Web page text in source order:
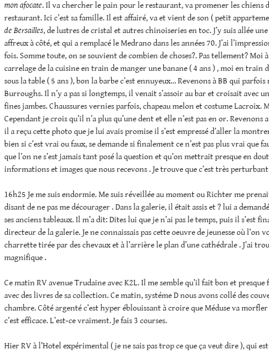
mon afocate. Il va chercher le pain pour le restaurant, va promener les chiens
restaurant. Ici c’est sa famille. Il est affairé, va et vient de son ( petit
de Bersailles, de lustres de cristal et autres chinoiseries en toc. J’y suis allée
affreux à côté, et qui a remplacé le Medrano dans les années 70. J’ai
fois. Somme toute, on se souvient de combien de choses?. Pas tellement? Moi
carrelage de la cuisine en train de manger une banane ( 4 ans ) , moi en train
sous la table ( 5 ans ), bon la barbe c’est ennuyeux… Revenons à BB qui
Burroughs. Il n’y a pas si longtemps, il venait s’assoir au bar et croisait avec
fines jambes. Chaussures vernies parfois, chapeau melon et costume Lacroix.
Cependant je crois qu’il n’a plus qu’une dent et elle n’est pas en or. Revenons
il a reçu cette photo que je lui avais promise il s’est empressé d’aller la
bien si c’est vrai ou faux, se demande si finalement ce n’est pas plus vrai que
que l’on ne s’est jamais tant posé la question et qu’on mettrait presque en
informations et images que nous recevons . Je trouve que c’est très
16h25 Je me suis endormie. Me suis réveillée au moment ou Richter me
disant de ne pas me décourager . Dans la galerie, il était assis et ? lui a
ses anciens tableaux. Il m’a dit: Dites lui que je n’ai pas le temps, puis il s’est
directeur de la galerie. Je ne connaissais pas cette oeuvre de jeunesse où l’on
charrette tirée par des chevaux et à l’arrière le plan d’une cathédrale . J’ai
magnifique .
Ce matin RV avenue Trudaine avec K2L. Il me semble qu’il fait bon et presque
avec des livres de sa collection. Ce matin, systéme D nous avons collé des
chambre. Côté argenté c’est hyper éblouissant à croire que Méduse va
c’est efficace. L’est-ce vraiment. Je fais 3 courses.
Hier RV à l’Hotel expérimental ( je ne sais pas trop ce que ça veut dire ), qui